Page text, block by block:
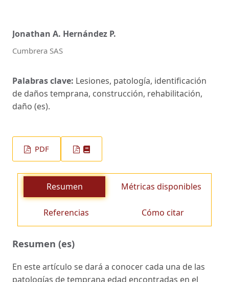
Jonathan A. Hernández P.
Cumbrera SAS
Palabras clave: Lesiones, patología, identificación
de daños temprana, construcción, rehabilitación,
daño (es).
PDF
Resumen Métricas disponibles
Referencias Cómo citar
Resumen (es)
En este artículo se dará a conocer cada una de las
patologías de temprana edad encontradas en el